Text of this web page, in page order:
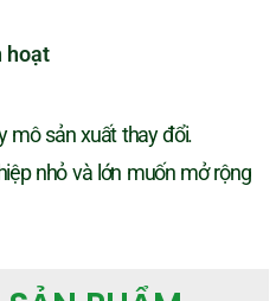
hoạt
mô sản xuất thay đổi.
nhỏ và lớn muốn mở rộng